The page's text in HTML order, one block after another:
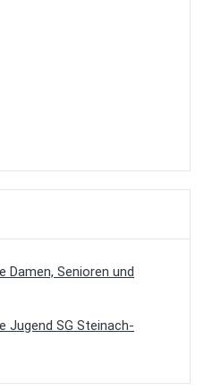
Damen, Senioren und
Jugend SG Steinach-